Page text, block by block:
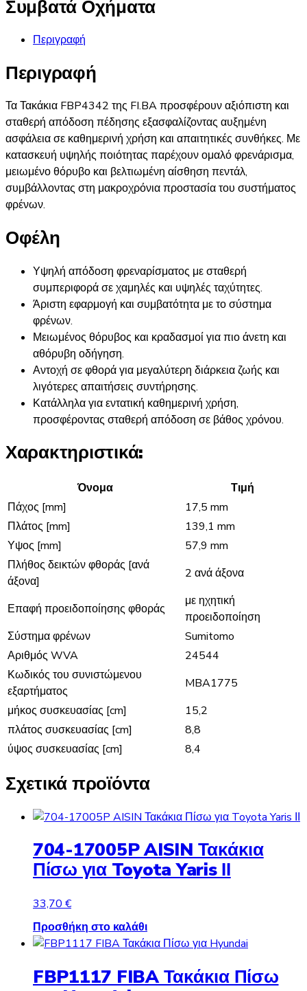
Συμβατά Οχήματα
Περιγραφή
Περιγραφή
Τα Τακάκια FBP4342 της FI.BA προσφέρουν αξιόπιστη και
σταθερή απόδοση πέδησης εξασφαλίζοντας αυξημένη
ασφάλεια σε καθημερινή χρήση και απαιτητικές συνθήκες. Με
κατασκευή υψηλής ποιότητας παρέχουν ομαλό φρενάρισμα,
μειωμένο θόρυβο και βελτιωμένη αίσθηση πεντάλ,
συμβάλλοντας στη μακροχρόνια προστασία του συστήματος
φρένων.
Οφέλη
Υψηλή απόδοση φρεναρίσματος με σταθερή
συμπεριφορά σε χαμηλές και υψηλές ταχύτητες.
Άριστη εφαρμογή και συμβατότητα με το σύστημα
φρένων.
Μειωμένος θόρυβος και κραδασμοί για πιο άνετη και
αθόρυβη οδήγηση.
Αντοχή σε φθορά για μεγαλύτερη διάρκεια ζωής και
λιγότερες απαιτήσεις συντήρησης.
Κατάλληλα για εντατική καθημερινή χρήση,
προσφέροντας σταθερή απόδοση σε βάθος χρόνου.
Χαρακτηριστικά:
Όνομα
Τιμή
Πάχος [mm]
17,5 mm
Πλάτος [mm]
139,1 mm
Υψος [mm]
57,9 mm
Πλήθος δεικτών φθοράς [ανά
άξονα]
2 ανά άξονα
Επαφή προειδοποίησης φθοράς
με ηχητική
προειδοποίηση
Σύστημα φρένων
Sumitomo
Αριθμός WVA
24544
Κωδικός του συνιστώμενου
εξαρτήματος
MBA1775
μήκος συσκευασίας [cm]
15,2
πλάτος συσκευασίας [cm]
8,8
ύψος συσκευασίας [cm]
8,4
Σχετικά προϊόντα
704-17005P AISIN Τακάκια
Πίσω για Toyota Yaris ΙΙ
33,70 €
Προσθήκη στο καλάθι
FBP1117 FIBA Τακάκια Πίσω